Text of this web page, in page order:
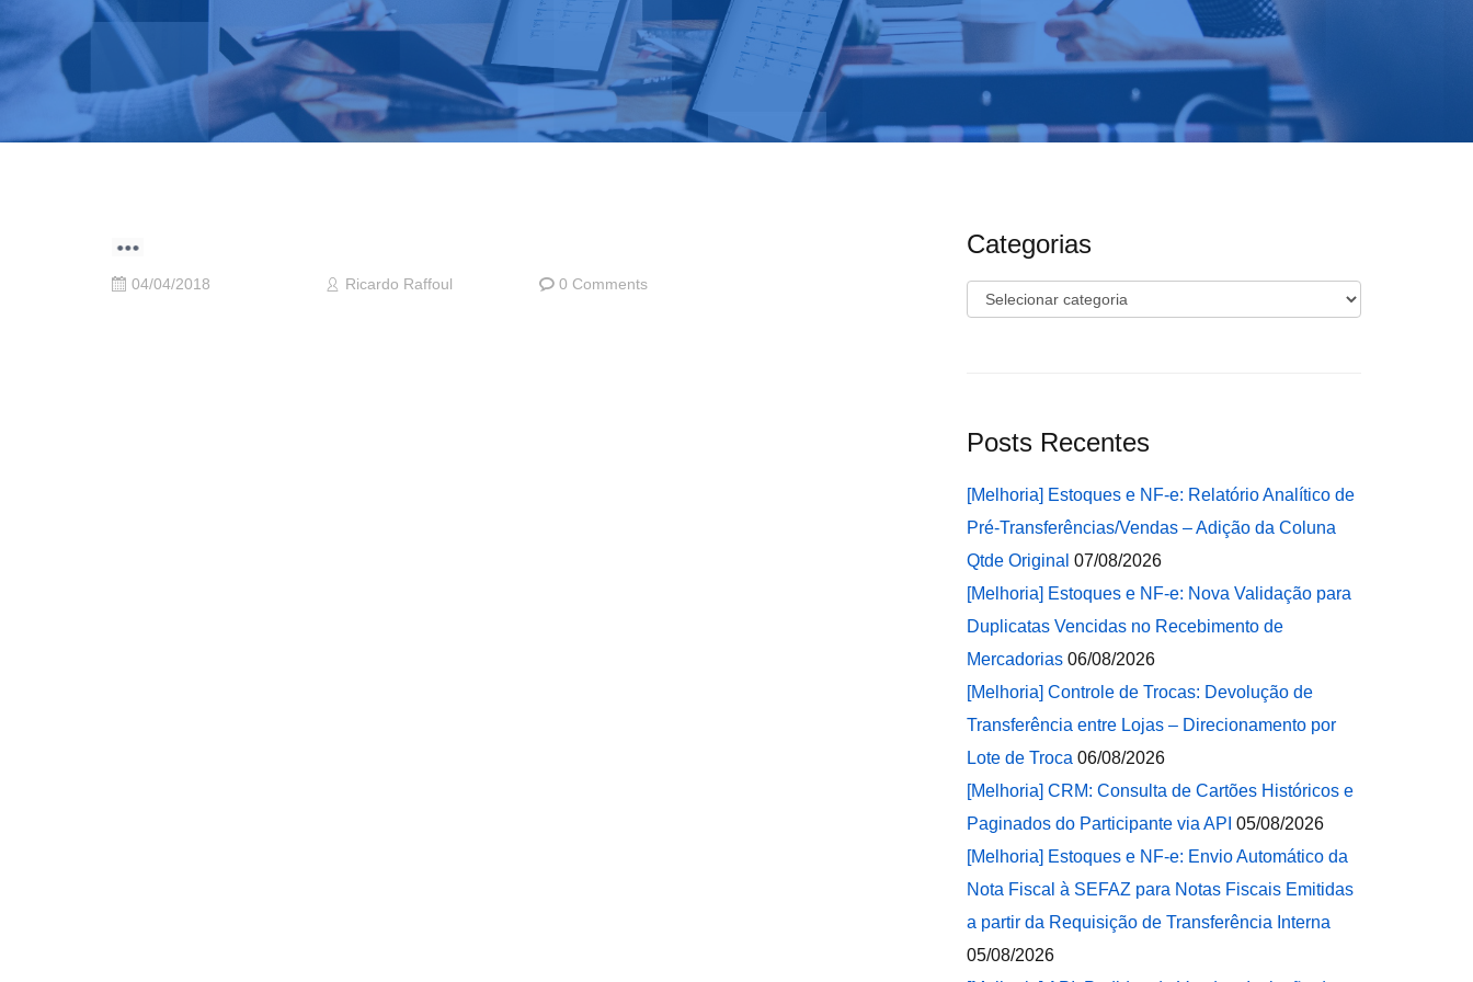
04/04/2018 Ricardo Raffoul 0 Comments
Categorias
Categorias
Posts Recentes
[Melhoria] Estoques e NF-e: Relatório Analítico de
Pré-Transferências/Vendas – Adição da Coluna
Qtde Original 07/08/2026
[Melhoria] Estoques e NF-e: Nova Validação para
Duplicatas Vencidas no Recebimento de
Mercadorias 06/08/2026
[Melhoria] Controle de Trocas: Devolução de
Transferência entre Lojas – Direcionamento por
Lote de Troca 06/08/2026
[Melhoria] CRM: Consulta de Cartões Históricos e
Paginados do Participante via API 05/08/2026
[Melhoria] Estoques e NF-e: Envio Automático da
Nota Fiscal à SEFAZ para Notas Fiscais Emitidas
a partir da Requisição de Transferência Interna
05/08/2026